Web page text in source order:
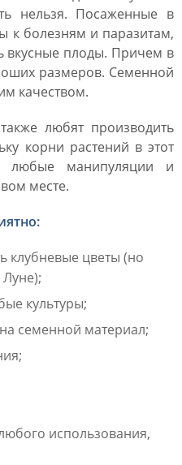
нельзя. Посаженные в
к болезням и паразитам,
вкусные плоды. Причем в
размеров. Семенной
качеством.
любят производить
корни растений в этот
любые манипуляции и
месте.
клубневые цветы (но
культуры;
семенной материал;
использования,